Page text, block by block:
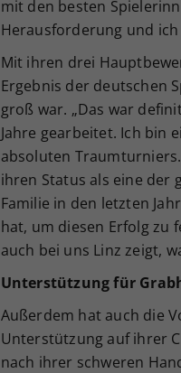
mit den besten
Herausforderung und ich
Mit ihren drei
Ergebnis der deutschen
groß war. „Das war
Jahre gearbeitet. Ich bin
absoluten
ihren Status als eine der
Familie in den letzten
hat, um diesen Erfolg zu
auch bei uns Linz zeigt,
Unterstützung für
Außerdem hat auch die
Unterstützung auf ihrer
nach ihrer schweren